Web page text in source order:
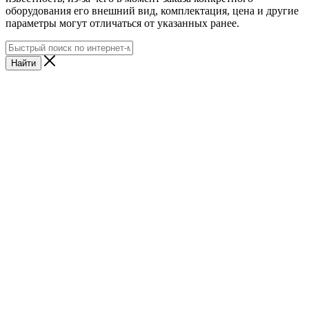
оборудования его внешний вид, комплектация, цена и другие
параметры могут отличаться от указанных ранее.
Найти